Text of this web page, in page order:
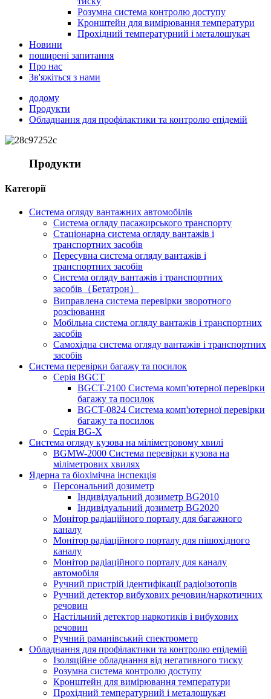
Розумна система контролю доступу
Кронштейн для вимірювання температури
Прохідний температурний і металошукач
Новини
поширені запитання
Про нас
Зв'яжіться з нами
додому
Продукти
Обладнання для профілактики та контролю епідемій
Продукти
Категорії
Система огляду вантажних автомобілів
Система огляду пасажирського транспорту
Стаціонарна система огляду вантажів і
транспортних засобів
Пересувна система огляду вантажів і
транспортних засобів
Система огляду вантажів і транспортних
засобів（Бетатрон）
Виправлена ​​система перевірки зворотного
розсіювання
Мобільна система огляду вантажів і транспортних
засобів
Самохідна система огляду вантажів і транспортних
засобів
Система перевірки багажу та посилок
Серія BGCT
BGCT-2100 Система комп'ютерної перевірки
багажу та посилок
BGCT-0824 Система комп'ютерної перевірки
багажу та посилок
Серія BG-X
Система огляду кузова на міліметровому хвилі
BGMW-2000 Система перевірки кузова на
міліметрових хвилях
Ядерна та біохімічна інспекція
Персональний дозиметр
Індивідуальний дозиметр BG2010
Індивідуальний дозиметр BG2020
Монітор радіаційного порталу для багажного
каналу
Монітор радіаційного порталу для пішохідного
каналу
Монітор радіаційного порталу для каналу
автомобіля
Ручний пристрій ідентифікації радіоізотопів
Ручний детектор вибухових речовин/наркотичних
речовин
Настільний детектор наркотиків і вибухових
речовин
Ручний раманівський спектрометр
Обладнання для профілактики та контролю епідемій
Ізоляційне обладнання від негативного тиску
Розумна система контролю доступу
Кронштейн для вимірювання температури
Прохідний температурний і металошукач